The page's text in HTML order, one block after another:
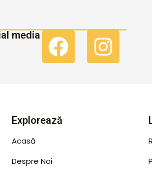
media
F
a
b
I
n
Explorează
Acasă
Despre Noi